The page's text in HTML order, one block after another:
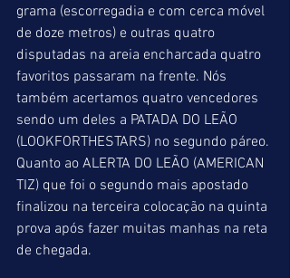
grama (escorregadia e com cerca móvel
de doze metros) e outras quatro
disputadas na areia encharcada quatro
favoritos passaram na frente. Nós
também acertamos quatro vencedores
sendo um deles a PATADA DO LEÃO
(LOOKFORTHESTARS) no segundo páreo.
Quanto ao ALERTA DO LEÃO (AMERICAN
TIZ) que foi o segundo mais apostado
finalizou na terceira colocação na quinta
prova após fazer muitas manhas na reta
de chegada.